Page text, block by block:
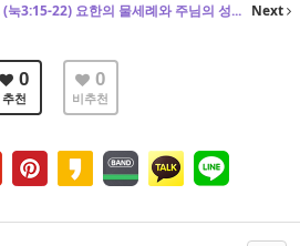
눅3:15-22) 요한의 물세례와 주님의 성... Next
0
추천
0
비추천